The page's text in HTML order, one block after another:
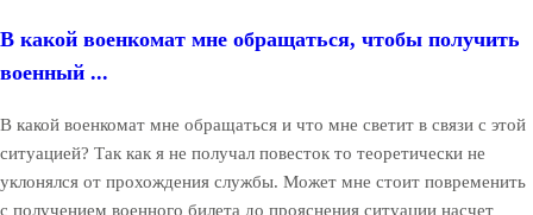
В какой военкомат мне обращаться, чтобы получить
военный ...
В какой военкомат мне обращаться и что мне светит в связи с этой
ситуацией? Так как я не получал повесток то теоретически не
уклонялся от прохождения службы. Может мне стоит повременить
с получением военного билета до прояснения ситуации насчет